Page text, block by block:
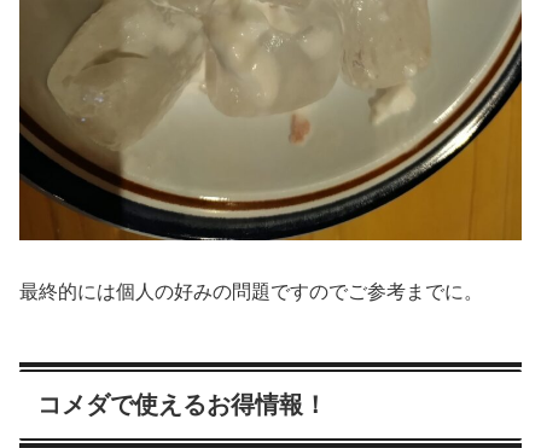
最終的には個人の好みの問題ですのでご参考までに。
コメダで使えるお得情報！